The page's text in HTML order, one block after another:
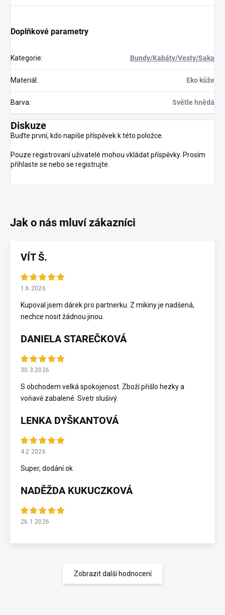
Doplňkové parametry
Kategorie: Bundy/Kabáty/Vesty/Saka
Materiál: Eko kůže
Barva: Světle hnědá
Diskuze
Buďte první, kdo napíše příspěvek k této položce.
Pouze registrovaní uživatelé mohou vkládat příspěvky. Prosím
přihlaste se nebo se registrujte.
VÍT Š.
1.6.2026
Kupoval jsem dárek pro partnerku. Z mikiny je nadšená,
nechce nosit žádnou jinou.
DANIELA STAREČKOVÁ
30.3.2026
S obchodem velká spokojenost. Zboží přišlo hezky a
voňavě zabalené. Svetr slušivý.
LENKA DYŠKANTOVÁ
4.2.2026
Super, dodání ok
NADĚŽDA KUKUCZKOVÁ
26.1.2026
Zobrazit další hodnocení